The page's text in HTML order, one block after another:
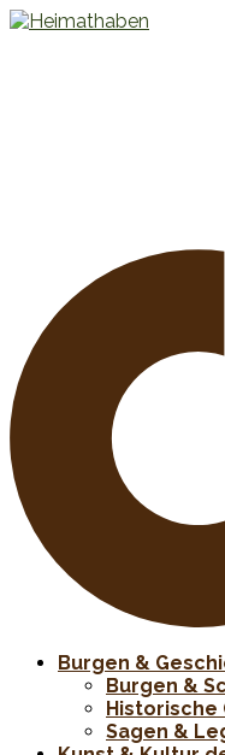
Burgen &
Burgen &
Historische
Sagen &